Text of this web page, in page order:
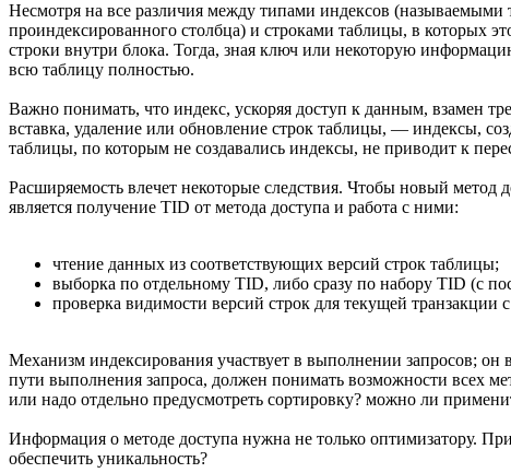
Несмотря на все различия между типами индексов (называемыми
проиндексированного столбца) и строками таблицы, в которых
строки внутри блока. Тогда, зная ключ или некоторую
всю таблицу полностью.
Важно понимать, что индекс, ускоряя доступ к данным, взамен
вставка, удаление или обновление строк таблицы, — индексы,
таблицы, по которым не создавались индексы, не приводит к
Расширяемость влечет некоторые следствия. Чтобы новый
является получение TID от метода доступа и работа с ними:
чтение данных из соответствующих версий строк таблицы;
выборка по отдельному TID, либо сразу по набору TID (с
проверка видимости версий строк для текущей транзакции
Механизм индексирования участвует в выполнении запросов;
пути выполнения запроса, должен понимать возможности всех
или надо отдельно предусмотреть сортировку? можно ли
Информация о методе доступа нужна не только оптимизатору.
обеспечить уникальность?